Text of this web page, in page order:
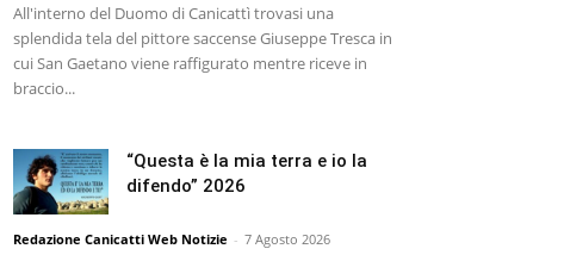
All'interno del Duomo di Canicattì trovasi una
splendida tela del pittore saccense Giuseppe Tresca in
cui San Gaetano viene raffigurato mentre riceve in
braccio...
“Questa è la mia terra e io la
difendo” 2026
Redazione Canicatti Web Notizie - 7 Agosto 2026